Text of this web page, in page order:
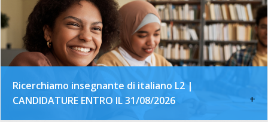
Ricerchiamo insegnante di italiano L2 |
CANDIDATURE ENTRO IL 31/08/2026
+